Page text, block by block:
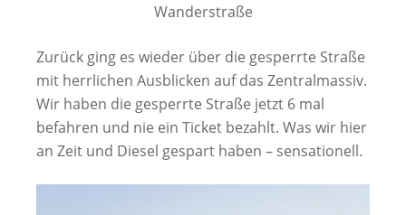
Wanderstraße
Zurück ging es wieder über die gesperrte Straße
mit herrlichen Ausblicken auf das Zentralmassiv.
Wir haben die gesperrte Straße jetzt 6 mal
befahren und nie ein Ticket bezahlt. Was wir hier
an Zeit und Diesel gespart haben – sensationell.